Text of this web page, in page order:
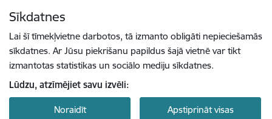
Sīkdatnes
Lai šī tīmekļvietne darbotos, tā izmanto obligāti nepieciešamās
sīkdatnes. Ar Jūsu piekrišanu papildus šajā vietnē var tikt
izmantotas statistikas un sociālo mediju sīkdatnes.
Lūdzu, atzīmējiet savu izvēli:
Noraidīt Apstiprināt visas